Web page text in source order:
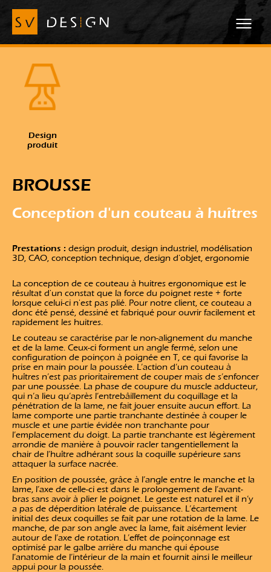
Design
produit
BROUSSE
Conception d'un couteau à huîtres
Prestations : design produit, design industriel, modélisation
3D, CAO, conception technique, design d'objet, ergonomie
La conception de ce couteau à huitres ergonomique est le
résultat d'un constat que la force du poignet reste + forte
lorsque celui-ci n'est pas plié. Pour notre client, ce couteau a
donc été pensé, dessiné et fabriqué pour ouvrir facilement et
rapidement les huitres.
Le couteau se caractérise par le non-alignement du manche
et de la lame. Ceux-ci forment un angle fermé, selon une
configuration de poinçon à poignée en T, ce qui favorise la
prise en main pour la poussée. L’action d’un couteau à
huîtres n’est pas prioritairement de couper mais de s’enfoncer
par une poussée. La phase de coupure du muscle adducteur,
qui n’a lieu qu’après l’entrebâillement du coquillage et la
pénétration de la lame, ne fait jouer ensuite aucun effort. La
lame comporte une partie tranchante destinée à couper le
muscle et une partie évidée non tranchante pour
l’emplacement du doigt. La partie tranchante est légèrement
arrondie de manière à pouvoir racler tangentiellement la
chair de l’huître adhérant sous la coquille supérieure sans
attaquer la surface nacrée.
En position de poussée, grâce à l’angle entre le manche et la
lame, l’axe de celle-ci est dans le prolongement de l’avant-
bras sans avoir à plier le poignet. Le geste est naturel et il n’y
a pas de déperdition latérale de puissance. L’écartement
initial des deux coquilles se fait par une rotation de la lame. Le
manche, de par son angle avec la lame, fait aisément levier
autour de l’axe de rotation. L’effet de poinçonnage est
optimisé par le galbe arrière du manche qui épouse
l’anatomie de l’intérieur de la main et fournit ainsi le meilleur
appui pour la poussée.